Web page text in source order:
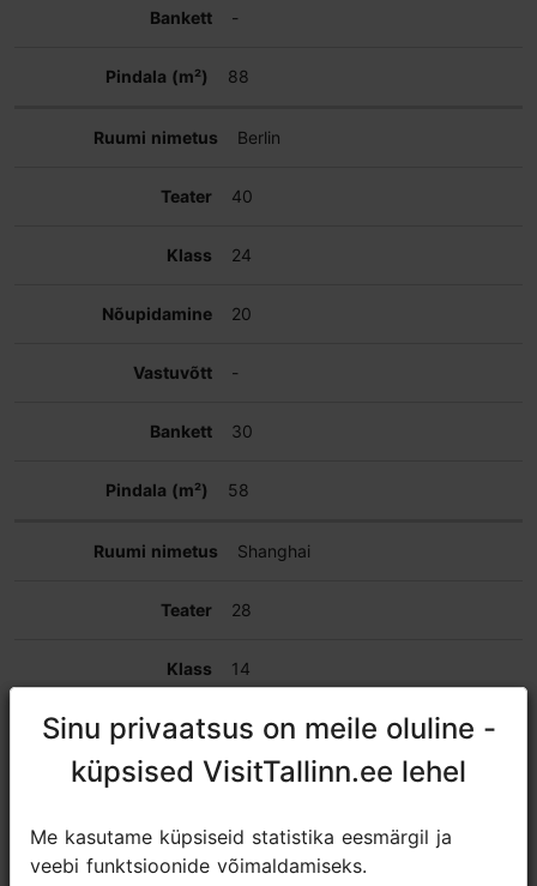
-
88
Berlin
40
24
20
-
30
58
Shanghai
28
14
16
-
-
Sinu privaatsus on meile oluline -
küpsised VisitTallinn.ee lehel
Me kasutame küpsiseid statistika eesmärgil ja
veebi funktsioonide võimaldamiseks.
Sinu privaatsus on meile oluline -
küpsised VisitTallinn.ee lehel
Me kasutame küpsiseid statistika eesmärgil ja
veebi funktsioonide võimaldamiseks.